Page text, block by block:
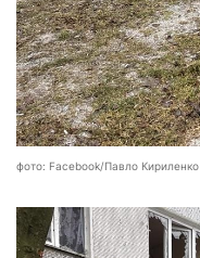
фото: Facebook/Павло Кириленко